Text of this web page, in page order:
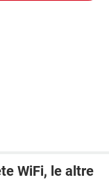
WiFi, le altre